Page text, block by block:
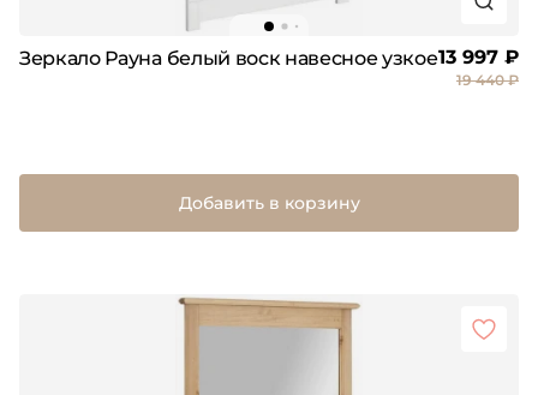
Зеркало Рауна белый воск навесное узкое13 997 ₽
19 440 ₽
Добавить в корзину